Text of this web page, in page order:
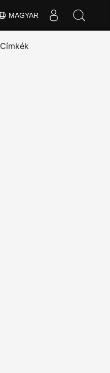
MAGYAR
Címkék